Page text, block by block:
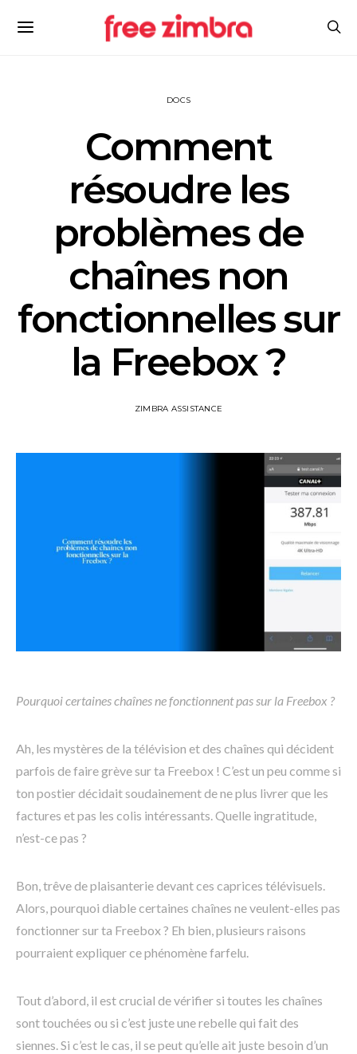
DOCS
Comment
résoudre les
problèmes de
chaînes non
fonctionnelles sur
la Freebox ?
ZIMBRA ASSISTANCE
Pourquoi certaines chaînes ne fonctionnent pas sur la Freebox ?
Ah, les mystères de la télévision et des chaînes qui décident
parfois de faire grève sur ta Freebox ! C’est un peu comme si
ton postier décidait soudainement de ne plus livrer que les
factures et pas les colis intéressants. Quelle ingratitude,
n’est-ce pas ?
Bon, trêve de plaisanterie devant ces caprices télévisuels.
Alors, pourquoi diable certaines chaînes ne veulent-elles pas
fonctionner sur ta Freebox ? Eh bien, plusieurs raisons
pourraient expliquer ce phénomène farfelu.
Tout d’abord, il est crucial de vérifier si toutes les chaînes
sont touchées ou si c’est juste une rebelle qui fait des
siennes. Si c’est le cas, il se peut qu’elle ait juste besoin d’un